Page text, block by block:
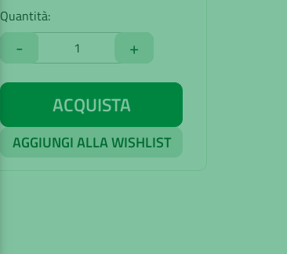
Quantità:
- +
ACQUISTA
AGGIUNGI ALLA WISHLIST